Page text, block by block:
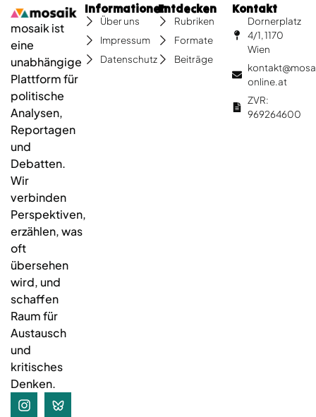
mosaik ist
eine
unabhängige
Plattform für
politische
Analysen,
Reportagen
und
Debatten.
Wir
verbinden
Perspektiven,
erzählen, was
oft
übersehen
wird, und
schaffen
Raum für
Austausch
und
kritisches
Denken.
Informationen
Über uns
Impressum
Datenschutz
Entdecken
Rubriken
Formate
Beiträge
Kontakt
Dornerplatz
4/1, 1170
Wien
online.at
ZVR:
969264600